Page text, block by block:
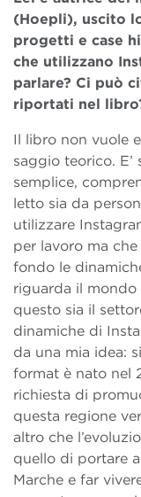
(Hoepli), uscito
progetti e case
che utilizzano
parlare? Ci può
riportati nel
Il libro non vuole
saggio teorico.
semplice,
letto sia da
utilizzare
per lavoro ma
fondo le
riguarda il
questo sia il
dinamiche di
da una mia idea:
format è nato nel
richiesta di
questa regione
altro che
quello di portare
Marche e far